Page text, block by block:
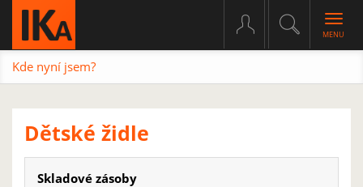
Kde nyní jsem?
Dětské židle
Skladové zásoby